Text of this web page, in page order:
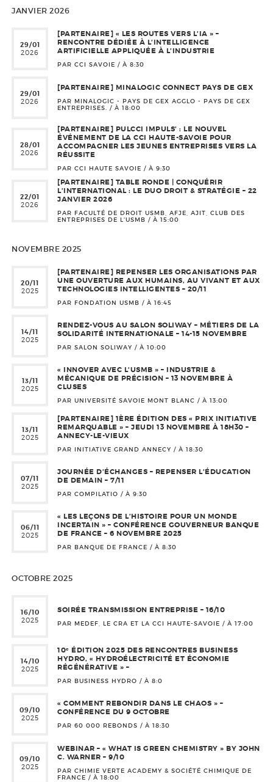
JANVIER 2026
29/01
2026
[PARTENAIRE] « LES ROUTES VERS L’IA » –
RENCONTRE DÉDIÉE À L’INTELLIGENCE
ARTIFICIELLE APPLIQUÉE À L’INDUSTRIE
PAR CCI SAVOIE / À 8:30
29/01
2026
[PARTENAIRE] MINALOGIC CONNECT PAYS DE GEX
PAR MINALOGIC - PAYS DE GEX AGGLO - PAYS DE GEX
ENTREPRISES. / À 18:00
28/01
2026
[PARTENAIRE] PULCCI IMPULS’ : LE NOUVEL
ÉVÉNEMENT DE LA CCI HAUTE-SAVOIE POUR
ACCOMPAGNER LES JEUNES ENTREPRISES VERS LA
RÉUSSITE
PAR CCI HAUTE SAVOIE / À 9:30
22/01
2026
[PARTENAIRE] TABLE RONDE | CONQUÉRIR
L’INTERNATIONAL : LE DUO DROIT & STRATÉGIE – 22
JANVIER 2026
PAR FACULTÉ DE DROIT USMB, AFJE, AJIT, CLUB DES
ENTREPRISES DE L'USMB / À 15:00
NOVEMBRE 2025
20/11
2025
[PARTENAIRE] REPENSER LES ORGANISATIONS PAR
UNE OUVERTURE AUX HUMAINS, AU VIVANT ET AUX
TECHNOLOGIES INTELLIGENTES – 20/11
PAR FONDATION USMB / À 16:45
14/11
2025
RENDEZ-VOUS AU SALON SOLIWAY – MÉTIERS DE LA
SOLIDARITÉ INTERNATIONALE – 14-15 NOVEMBRE
PAR SALON SOLIWAY / À 10:00
13/11
2025
« INNOVER AVEC L’USMB » – INDUSTRIE &
MÉCANIQUE DE PRÉCISION – 13 NOVEMBRE À
CLUSES
PAR UNIVERSITÉ SAVOIE MONT BLANC / À 13:00
13/11
2025
[PARTENAIRE] 1ÈRE ÉDITION DES « PRIX INITIATIVE
REMARQUABLE » – JEUDI 13 NOVEMBRE À 18H30 –
ANNECY-LE-VIEUX
PAR INITIATIVE GRAND ANNECY / À 18:30
07/11
2025
JOURNÉE D’ÉCHANGES – REPENSER L’ÉDUCATION
DE DEMAIN – 7/11
PAR COMPILATIO / À 9:30
06/11
2025
« LES LEÇONS DE L’HISTOIRE POUR UN MONDE
INCERTAIN » – CONFÉRENCE GOUVERNEUR BANQUE
DE FRANCE – 6 NOVEMBRE 2025
PAR BANQUE DE FRANCE / À 8:30
OCTOBRE 2025
16/10
2025
SOIRÉE TRANSMISSION ENTREPRISE – 16/10
PAR MEDEF, LE CRA ET LA CCI HAUTE-SAVOIE / À 17:00
14/10
2025
10ᵉ ÉDITION 2025 DES RENCONTRES BUSINESS
HYDRO, « HYDROÉLECTRICITÉ ET ÉCONOMIE
RÉGÉNÉRATIVE » –
PAR BUSINESS HYDRO / À 8:0
09/10
2025
« COMMENT REBONDIR DANS LE CHAOS » –
CONFÉRENCE DU 9 OCTOBRE
PAR 60 000 REBONDS / À 18:30
09/10
2025
WEBINAR – « WHAT IS GREEN CHEMISTRY » BY JOHN
C. WARNER – 9/10
PAR CHIMIE VERTE ACADEMY & SOCIÉTÉ CHIMIQUE DE
FRANCE / À 18:00